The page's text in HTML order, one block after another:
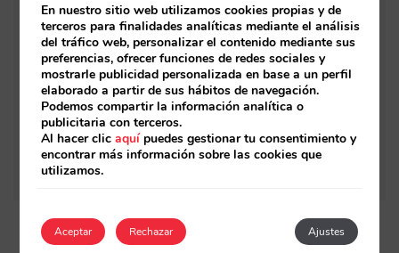
Estas son nuestras principales novedades de
2021
Así es la nueva página renovada de
búsquedas por destino para cadenas
Todo lo que hemos desarrollado el 2020 y lo
que traemos entre manos
En nuestro sitio web utilizamos cookies propias y de
terceros para finalidades analíticas mediante el análisis
del tráfico web, personalizar el contenido mediante sus
preferencias, ofrecer funciones de redes sociales y
mostrarle publicidad personalizada en base a un perfil
elaborado a partir de sus hábitos de navegación.
Podemos compartir la información analítica o
publicitaria con terceros.
Al hacer clicaquípuedes gestionar tu consentimiento y
encontrar más información sobre las cookies que
utilizamos.
Aceptar Ajustes
Rechazar